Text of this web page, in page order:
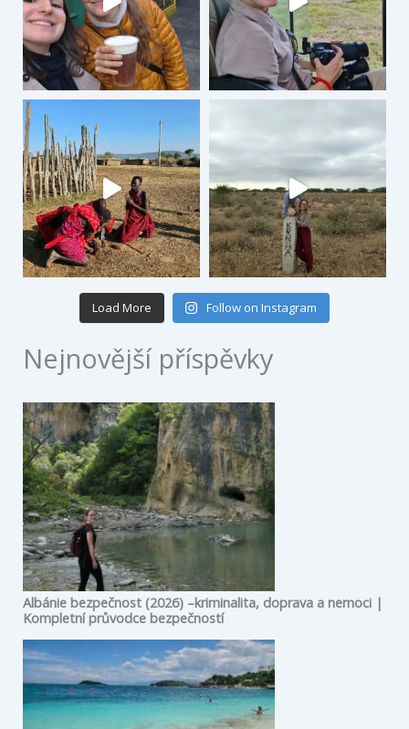
Load More Follow on Instagram
Nejnovější příspěvky
Albánie bezpečnost (2026) –kriminalita, doprava a nemoci |
Kompletní průvodce bezpečností